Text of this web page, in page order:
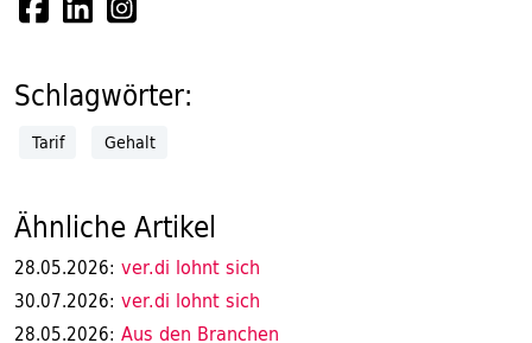
Schlagwörter:
Tarif Gehalt
Ähnliche Artikel
28.05.2026: ver.di lohnt sich
30.07.2026: ver.di lohnt sich
28.05.2026: Aus den Branchen